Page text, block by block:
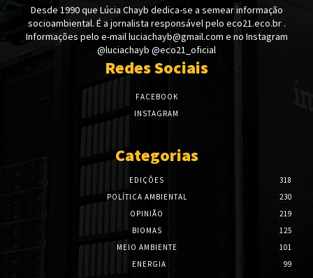
Desde 1990 que Lúcia Chayb dedica-se a semear informação
socioambiental. É a jornalista responsável pelo eco21.eco.br .
Informações pelo e-mail luciachayb@gmail.com e no Instagram
@luciachayb @eco21_oficial
Redes Sociais
FACEBOOK
INSTAGRAM
Categorias
EDIÇÕES
318
POLÍTICA AMBIENTAL
230
OPINIÃO
219
BIOMAS
125
MEIO AMBIENTE
101
ENERGIA
99